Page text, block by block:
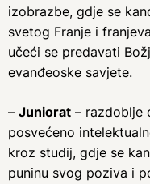
izobrazbe, gdje se
svetog Franje i
učeći se predavati
evanđeoske savjete.
– Juniorat – razdoblje
posvećeno
kroz studij, gdje se
puninu svog poziva i